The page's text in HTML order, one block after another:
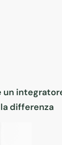
un
differenza